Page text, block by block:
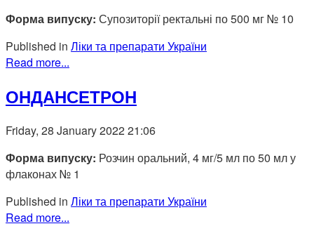
Форма випуску: Супозиторії ректальні по 500 мг № 10
Published in Ліки та препарати України
Read more...
ОНДАНСЕТРОН
Friday, 28 January 2022 21:06
Форма випуску: Розчин оральний, 4 мг/5 мл по 50 мл у
флаконах № 1
Published in Ліки та препарати України
Read more...